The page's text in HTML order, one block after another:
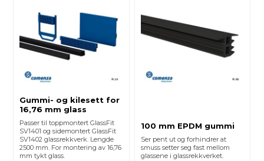
Gummi- og kilesett for
16,76 mm glass
Passer til toppmontert GlassFit
SV1401 og sidemontert GlassFit
SV1402 glassrekkverk. Lengde
2500 mm. For montering av 16,76
mm tykt glass.
100 mm EPDM gummi
Ser pent ut og forhindrer at
smuss setter seg fast mellom
glassene i glassrekkverket.